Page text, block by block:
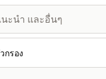
กรอง